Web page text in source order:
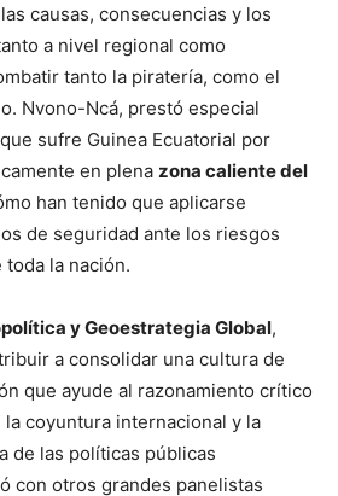
causas, consecuencias y los
a nivel regional como
tanto la piratería, como el
Nvono-Ncá, prestó especial
sufre Guinea Ecuatorial por
en plena zona caliente del
han tenido que aplicarse
de seguridad ante los riesgos
toda la nación.
y Geoestrategia Global,
a consolidar una cultura de
que ayude al razonamiento crítico
la coyuntura internacional y la
de las políticas públicas
con otros grandes panelistas